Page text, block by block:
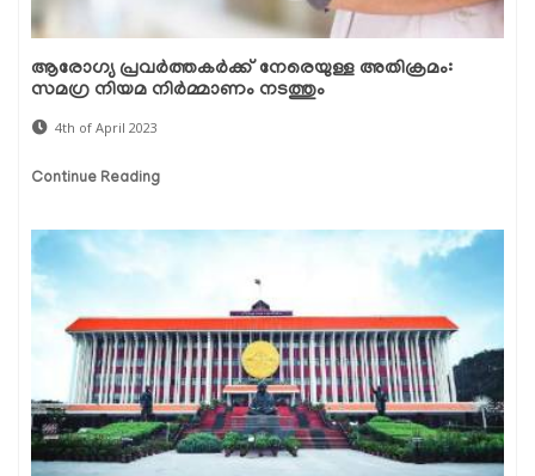
ആരോഗ്യ പ്രവർത്തകർക്ക് നേരെയുള്ള അതിക്രമം:
സമഗ്ര നിയമ നിർമ്മാണം നടത്തും
4th of April 2023
Continue Reading